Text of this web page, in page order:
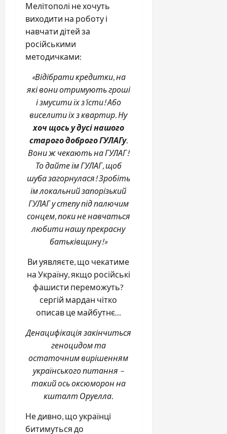
Мелітополі не хочуть
виходити на роботу і
навчати дітей за
російськими
методичками:
«Відібрати кредитки, на
які вони отримують гроші
і змусити їх з’їсти! Або
виселити їх з квартир. Ну
хоч щось у дусі нашого
старого доброго ГУЛАГу.
Вони ж чекають на ГУЛАГ!
То дайте їм ГУЛАГ, щоб
шуба загорнулася! Зробіть
їм локальний запорізький
ГУЛАГ у степу під палючим
сонцем, поки не навчаться
любити нашу прекрасну
батьківщину!»
Ви уявляєте, що чекатиме
на Україну, якщо російські
фашисти переможуть?
сергій мардан чітко
описав це майбутнє…
Денацифікація закінчиться
геноцидом та
остаточним вирішенням
українського питання –
такий ось оксюморон на
кшталт Оруелла.
Не дивно, що українці
битимуться до